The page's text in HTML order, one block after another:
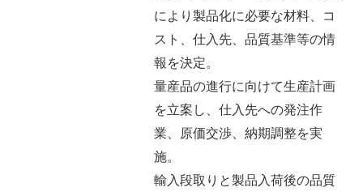
により製品化に必要な材料、コ
スト、仕入先、品質基準等の情
報を決定。
量産品の進行に向けて生産計画
を立案し、仕入先への発注作
業、原価交渉、納期調整を実
施。
輸入段取りと製品入荷後の品質